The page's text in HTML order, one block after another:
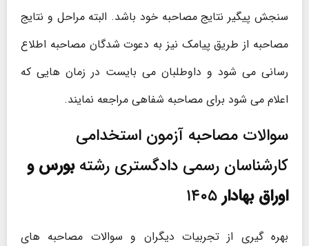
سنجش پیگیر نتایج مصاحبه خود باشد. البته مراحل و نتایج
مصاحبه از طریق پیامک نیز به دعوت شدگان مصاحبه اطلاع
رسانی می شود و داوطلبان می بایست در زمان هایی که
اعلام می شود برای مصاحبه شفاهی مراجعه نمایند.
سوالات مصاحبه آزمون استخدامی
کارشناسان رسمی دادگستری رشتهبورس و
اوراق بهادار۱۴۰۵
بهره گیری از تجربیات دیگران و سوالات مصاحبه های